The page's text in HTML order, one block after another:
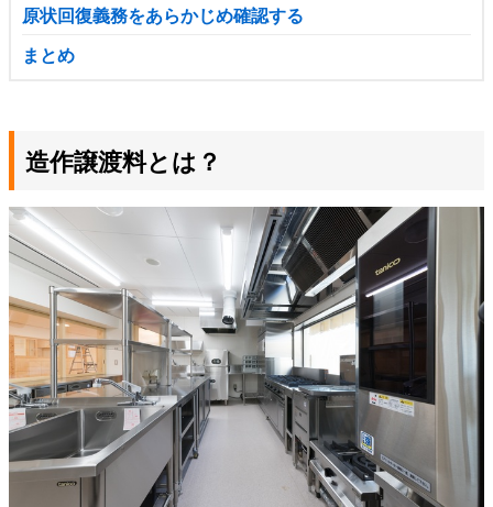
原状回復義務をあらかじめ確認する
まとめ
造作譲渡料とは？